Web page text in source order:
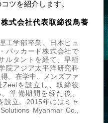
ツを紹介します。
式会社代表取締役鳥養
工学部卒業。日本ヒュ
パッカード株式会社で
ルタントを経て、早稲
院アジア太平洋研究科
。在学中、メンズファ
Zeelを設立し、取締役
準備期間を経た後、
設立。2015年にはミャ
Myanmar Co.,